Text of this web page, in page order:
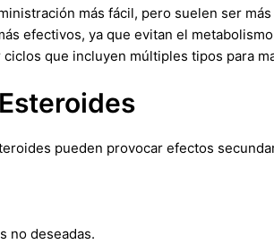
más fácil, pero suelen ser
efectivos, ya que evitan el
que incluyen múltiples tipos para
pueden provocar efectos
no deseadas.